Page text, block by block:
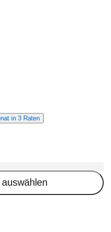
in 3 Raten